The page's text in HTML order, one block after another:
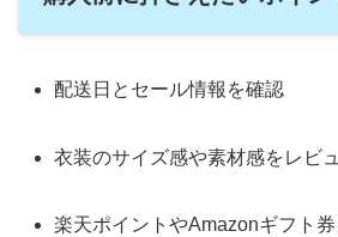
配送日とセール情報を確認
衣装のサイズ感や素材感をレビ
楽天ポイントやAmazonギフト